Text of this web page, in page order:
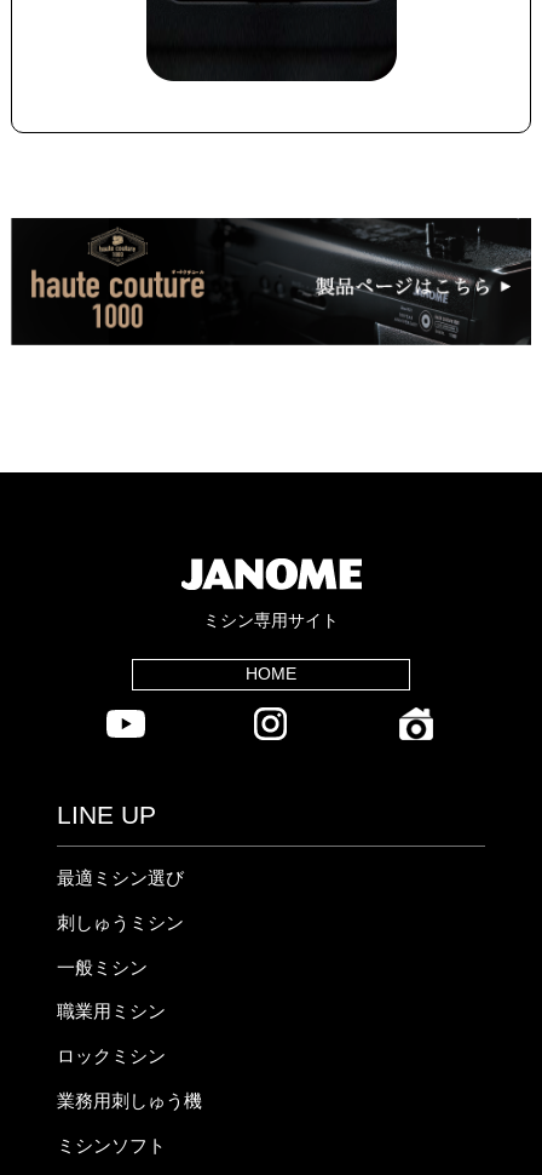
ミシン専用サイト
HOME
LINE UP
最適ミシン選び
刺しゅうミシン
一般ミシン
職業用ミシン
ロックミシン
業務用刺しゅう機
ミシンソフト